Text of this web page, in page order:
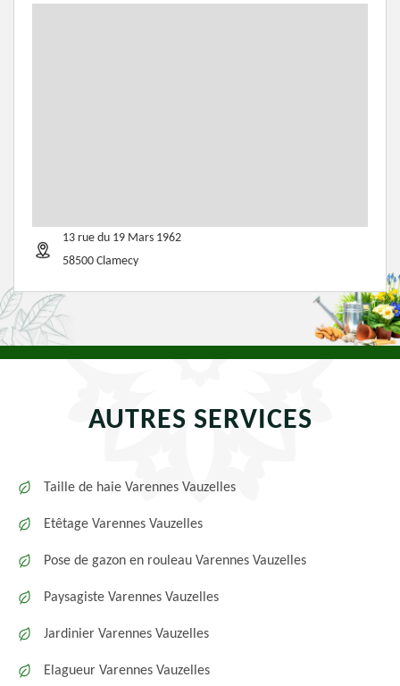
13 rue du 19 Mars 1962
58500 Clamecy
AUTRES SERVICES
Taille de haie Varennes Vauzelles
Etêtage Varennes Vauzelles
Pose de gazon en rouleau Varennes Vauzelles
Paysagiste Varennes Vauzelles
Jardinier Varennes Vauzelles
Elagueur Varennes Vauzelles